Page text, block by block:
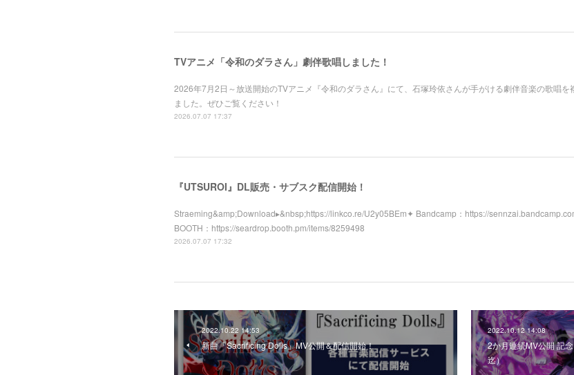
TVアニメ「令和のダラさん」劇伴歌唱しました！
2026年7月2日～放送開始のTVアニメ『令和のダラさん』にて、石塚玲依さんが手がける劇伴音楽の歌唱を
ました。ぜひご覧ください！
2026.07.07 17:37
『UTSUROI』DL販売・サブスク配信開始！
Straeming&amp;Download▸&nbsp;https://linkco.re/U2y05BEm✦ Bandcamp：https://
BOOTH：https://seardrop.booth.pm/items/8259498
2026.07.07 17:32
2022.10.22 14:53
新曲「Sacrificing Dolls」MV公開＆配信開始！
2022.10.12 14:08
2か月連続MV公開 記
迄）